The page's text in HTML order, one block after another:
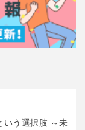
いう選択肢 ～未